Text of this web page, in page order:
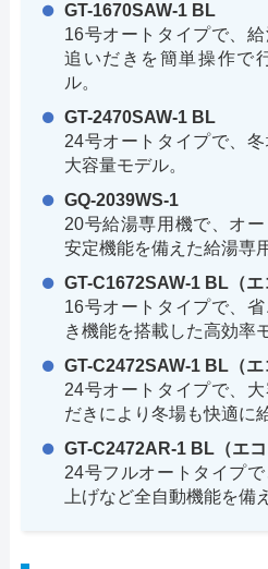
GT-1670SAW-1 BL
16号オートタイプで、
追いだきを簡単操作で
ル。
GT-2470SAW-1 BL
24号オートタイプで、
大容量モデル。
GQ-2039WS-1
20号給湯専用機で、オ
安定機能を備えた給湯専
GT-C1672SAW-1 BL（エ
16号オートタイプで、
き機能を搭載した高効率
GT-C2472SAW-1 BL（エ
24号オートタイプで、
だきにより冬場も快適に
GT-C2472AR-1 BL（エコ
24号フルオートタイプ
上げなど全自動機能を備